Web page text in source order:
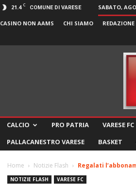
21.4 C COMUNE DI VARESE SABATO,
CASINO NON AAMS CHI SIAMO REDAZIONE
CALCIO PRO PATRIA VARESE FC
PALLACANESTRO VARESE
BASKET
Home Notizie Flash Regalati
NOTIZIE FLASH VARESE FC